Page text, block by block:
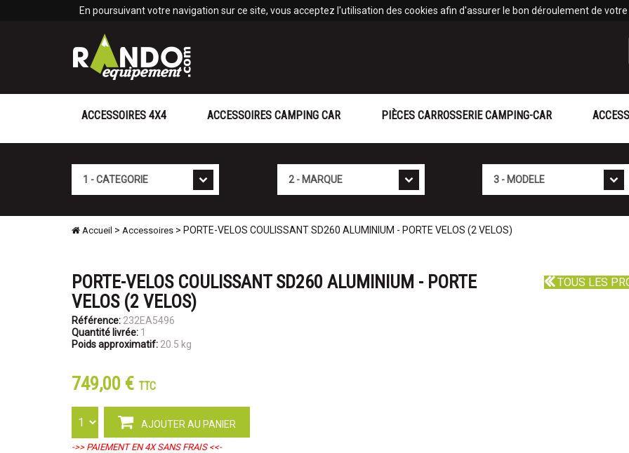
En poursuivant votre navigation sur ce site, vous acceptez l'utilisation des cookies afin d'assurer le bon déroulement de
ACCESSOIRES 4X4 ACCESSOIRES CAMPING CAR PIÈCES CARROSSERIE CAMPING-CAR
Accueil > Accessoires > PORTE-VELOS COULISSANT SD260 ALUMINIUM - PORTE VELOS (2 VELOS)
TOUS LES
PORTE-VELOS COULISSANT SD260 ALUMINIUM - PORTE
VELOS (2 VELOS)
Référence: 232EA5496
Quantité livrée: 1
Poids approximatif: 20.5 kg
749,00 € TTC
AJOUTER AU PANIER
->> PAIEMENT EN 4X SANS FRAIS <<-
Panneau de gestion des cookies